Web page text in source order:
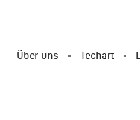
Über uns Techart